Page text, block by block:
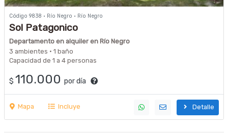
Código 9838 · Río Negro · Río Negro
Sol Patagonico
Departamento en alquiler en Río Negro
3 ambientes · 1 baño
Capacidad de 1 a 4 personas
$ 110.000 por día
Mapa Incluye Detalle